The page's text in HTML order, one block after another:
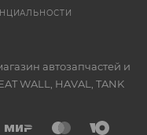
автозапчастей и
WALL, HAVAL, TANK